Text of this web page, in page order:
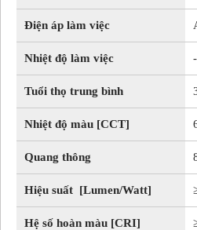
Điện áp làm việc
Nhiệt độ làm việc
Tuổi thọ trung bình
Nhiệt độ màu [CCT]
Quang thông
Hiệu suất [Lumen/Watt]
Hệ số hoàn màu [CRI]